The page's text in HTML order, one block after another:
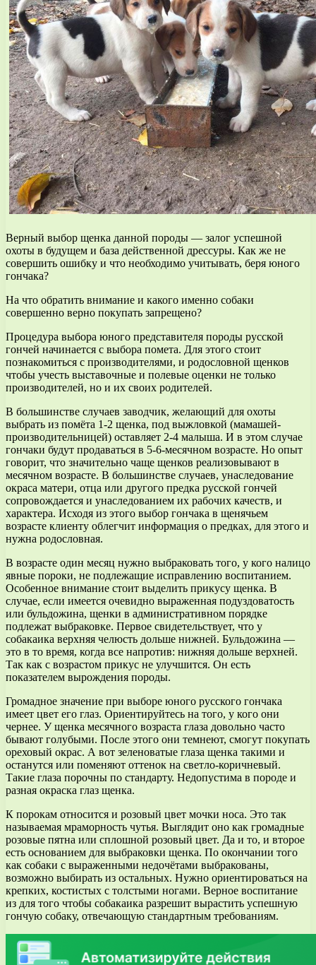
Верный выбор щенка данной породы — залог успешной
охоты в будущем и база действенной дрессуры. Как же не
совершить ошибку и что необходимо учитывать, беря юного
гончака?
На что обратить внимание и какого именно собаки
совершенно верно покупать запрещено?
Процедура выбора юного представителя породы русской
гончей начинается с выбора помета. Для этого стоит
познакомиться с производителями, и родословной щенков
чтобы учесть выставочные и полевые оценки не только
производителей, но и их своих родителей.
В большинстве случаев заводчик, желающий для охоты
выбрать из помёта 1-2 щенка, под выжловкой (мамашей-
производительницей) оставляет 2-4 малыша. И в этом случае
гончаки будут продаваться в 5-6-месячном возрасте. Но опыт
говорит, что значительно чаще щенков реализовывают в
месячном возрасте. В большинстве случаев, унаследование
окраса матери, отца или другого предка русской гончей
сопровождается и унаследованием их рабочих качеств, и
характера. Исходя из этого выбор гончака в щенячьем
возрасте клиенту облегчит информация о предках, для этого и
нужна родословная.
В возрасте один месяц нужно выбраковать того, у кого налицо
явные пороки, не подлежащие исправлению воспитанием.
Особенное внимание стоит выделить прикусу щенка. В
случае, если имеется очевидно выраженная подуздоватость
или бульдожина, щенки в административном порядке
подлежат выбраковке. Первое свидетельствует, что у
собакаика верхняя челюсть дольше нижней. Бульдожина —
это в то время, когда все напротив: нижняя дольше верхней.
Так как с возрастом прикус не улучшится. Он есть
показателем вырождения породы.
Громадное значение при выборе юного русского гончака
имеет цвет его глаз. Ориентируйтесь на того, у кого они
чернее. У щенка месячного возраста глаза довольно часто
бывают голубыми. После этого они темнеют, смогут покупать
ореховый окрас. А вот зеленоватые глаза щенка такими и
останутся или поменяют оттенок на светло-коричневый.
Такие глаза порочны по стандарту. Недопустима в породе и
разная окраска глаз щенка.
К порокам относится и розовый цвет мочки носа. Это так
называемая мраморность чутья. Выглядит оно как громадные
розовые пятна или сплошной розовый цвет. Да и то, и второе
есть основанием для выбраковки щенка. По окончании того
как собаки с выраженными недочётами выбракованы,
возможно выбирать из остальных. Нужно ориентироваться на
крепких, костистых с толстыми ногами. Верное воспитание
из для того чтобы собакаика разрешит вырастить успешную
гончую собаку, отвечающую стандартным требованиям.